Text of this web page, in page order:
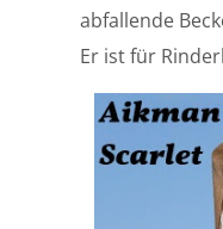
abfallende
Er ist für